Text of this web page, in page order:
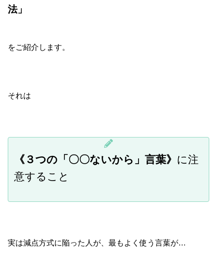
法」
をご紹介します。
それは
《３つの「〇〇ないから」言葉》 に注
意すること
実は減点方式に陥った人が、最もよく使う言葉が…